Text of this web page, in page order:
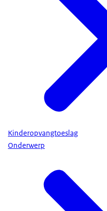
Kinderopvangtoeslag
Onderwerp